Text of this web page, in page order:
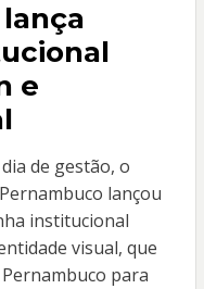
e
de gestão, o
lançou
institucional
visual, que
para